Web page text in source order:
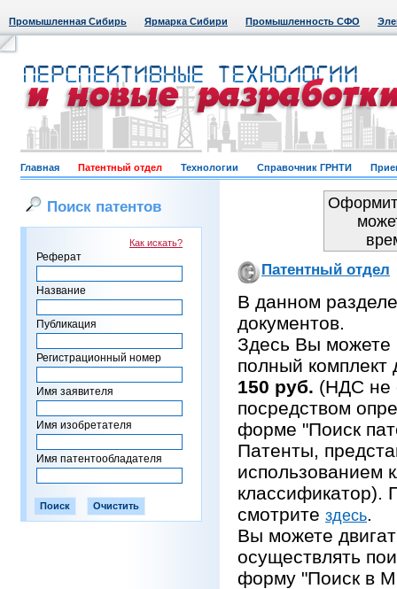
Промышленная Сибирь Ярмарка Сибири Промышленность СФО
Главная Патентный отдел Технологии Справочник ГРНТИ
Поиск патентов
Как искать?
Реферат
Название
Публикация
Регистрационный номер
Имя заявителя
Имя изобретателя
Имя патентообладателя
Патентный отдел
В данном
документов.
Здесь Вы можете
полный комплект
150 руб. (НДС не
посредством
форме "Поиск
Патенты,
использованием
классификатор).
смотрите здесь.
Вы можете
осуществлять
форму "Поиск в